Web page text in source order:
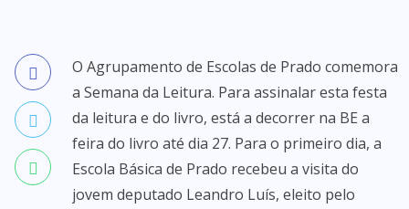
O Agrupamento de Escolas de Prado comemora
a Semana da Leitura. Para assinalar esta festa
da leitura e do livro, está a decorrer na BE a
feira do livro até dia 27. Para o primeiro dia, a
Escola Básica de Prado recebeu a visita do
jovem deputado Leandro Luís, eleito pelo